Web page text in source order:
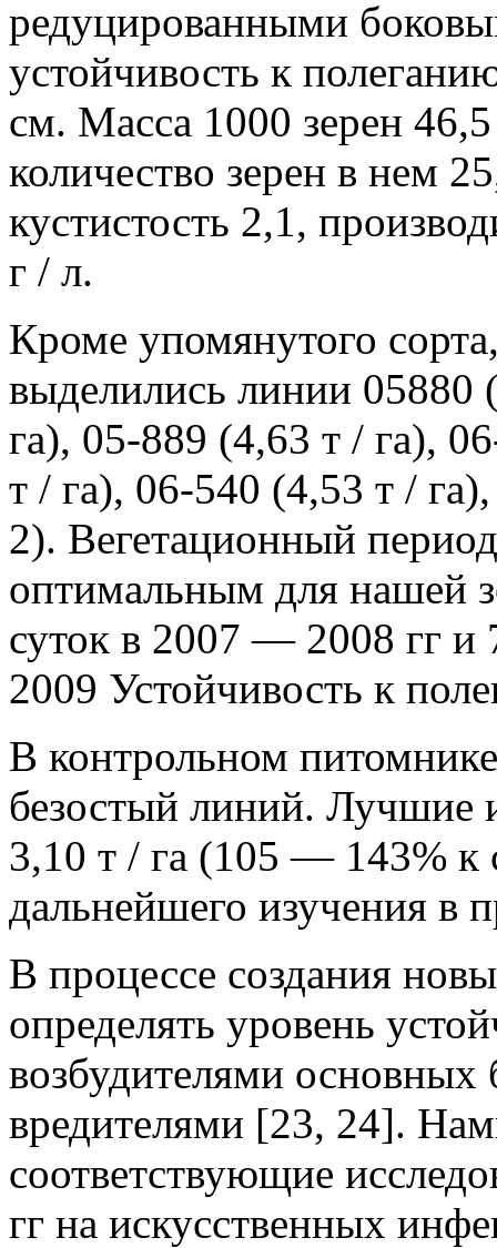
редуцированными
устойчивость к
см. Масса 1000 зерен
количество зерен в нем
кустистость 2,1,
г / л.
Кроме упомянутого
выделились линии 05880
га), 05-889 (4,63 т / га),
т / га), 06-540 (4,53 т /
2). Вегетационный
оптимальным для нашей
суток в 2007 — 2008 гг
2009 Устойчивость к
В контрольном
безостый линий.
3,10 т / га (105 — 143% к
дальнейшего изучения в
В процессе создания
определять уровень
возбудителями основных
вредителями [23, 24].
соответствующие
гг на искусственных